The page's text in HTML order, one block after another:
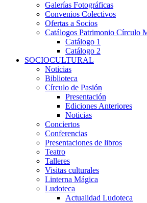
Galerías Fotográficas
Convenios Colectivos
Ofertas a Socios
Catálogos Patrimonio Círculo
Catálogo 1
Catálogo 2
SOCIOCULTURAL
Noticias
Biblioteca
Círculo de Pasión
Presentación
Ediciones Anteriores
Noticias
Conciertos
Conferencias
Presentaciones de libros
Teatro
Talleres
Visitas culturales
Linterna Mágica
Ludoteca
Actualidad Ludoteca